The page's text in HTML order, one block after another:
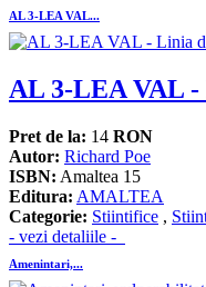
AL 3-LEA VAL...
AL 3-LEA VAL -
Pret de la: 14 RON
Autor: Richard Poe
ISBN: Amaltea 15
Editura: AMALTEA
Categorie: Stiintifice ,
- vezi detaliile -
Amenintari,...